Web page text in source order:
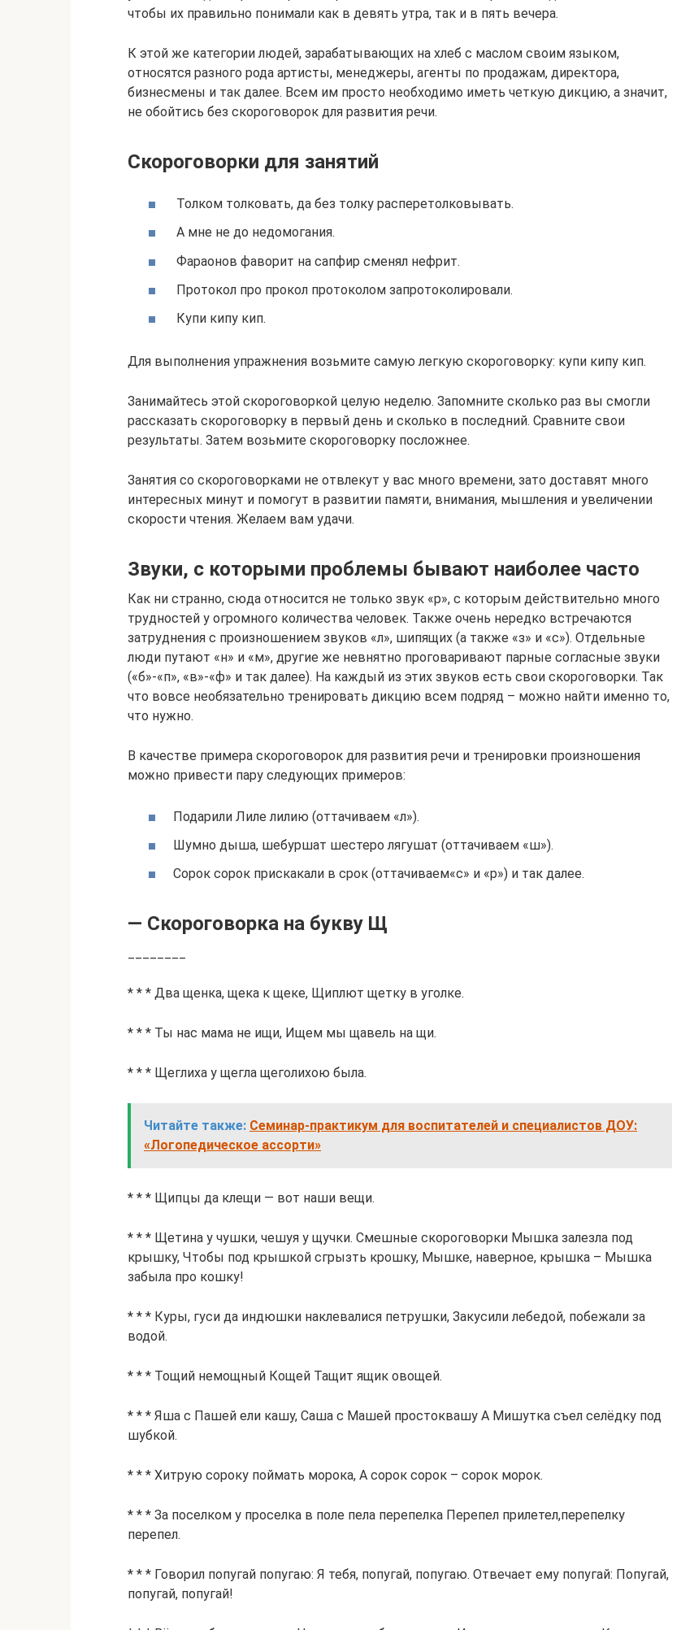
чтобы их правильно понимали как в девять утра, так и в пять вечера.
К этой же категории людей, зарабатывающих на хлеб с маслом своим языком,
относятся разного рода артисты, менеджеры, агенты по продажам, директора,
бизнесмены и так далее. Всем им просто необходимо иметь четкую дикцию, а значит,
не обойтись без скороговорок для развития речи.
Скороговорки для занятий
Толком толковать, да без толку расперетолковывать.
А мне не до недомогания.
Фараонов фаворит на сапфир сменял нефрит.
Протокол про прокол протоколом запротоколировали.
Купи кипу кип.
Для выполнения упражнения возьмите самую легкую скороговорку: купи кипу кип.
Занимайтесь этой скороговоркой целую неделю. Запомните сколько раз вы смогли
рассказать скороговорку в первый день и сколько в последний. Сравните свои
результаты. Затем возьмите скороговорку посложнее.
Занятия со скороговорками не отвлекут у вас много времени, зато доставят много
интересных минут и помогут в развитии памяти, внимания, мышления и увеличении
скорости чтения. Желаем вам удачи.
Звуки, с которыми проблемы бывают наиболее часто
Как ни странно, сюда относится не только звук «р», с которым действительно много
трудностей у огромного количества человек. Также очень нередко встречаются
затруднения с произношением звуков «л», шипящих (а также «з» и «с»). Отдельные
люди путают «н» и «м», другие же невнятно проговаривают парные согласные звуки
(«б»-«п», «в»-«ф» и так далее). На каждый из этих звуков есть свои скороговорки. Так
что вовсе необязательно тренировать дикцию всем подряд – можно найти именно то,
что нужно.
В качестве примера скороговорок для развития речи и тренировки произношения
можно привести пару следующих примеров:
Подарили Лиле лилию (оттачиваем «л»).
Шумно дыша, шебуршат шестеро лягушат (оттачиваем «ш»).
Сорок сорок прискакали в срок (оттачиваем«с» и «р») и так далее.
— Скороговорка на букву Щ
* * * Два щенка, щека к щеке, Щиплют щетку в уголке.
* * * Ты нас мама не ищи, Ищем мы щавель на щи.
* * * Щеглиха у щегла щеголихою была.
Читайте также: Семинар-практикум для воспитателей и специалистов ДОУ:
«Логопедическое ассорти»
* * * Щипцы да клещи — вот наши вещи.
* * * Щетина у чушки, чешуя у щучки. Смешные скороговорки Мышка залезла под
крышку, Чтобы под крышкой сгрызть крошку, Мышке, наверное, крышка – Мышка
забыла про кошку!
* * * Куры, гуси да индюшки наклевалися петрушки, Закусили лебедой, побежали за
водой.
* * * Тощий немощный Кощей Тащит ящик овощей.
* * * Яша с Пашей ели кашу, Саша с Машей простоквашу А Мишутка съел селёдку под
шубкой.
* * * Хитрую сороку поймать морока, А сорок сорок – сорок морок.
* * * За поселком у проселка в поле пела перепелка Перепел прилетел,перепелку
перепел.
* * * Говорил попугай попугаю: Я тебя, попугай, попугаю. Отвечает ему попугай: Попугай,
попугай, попугай!